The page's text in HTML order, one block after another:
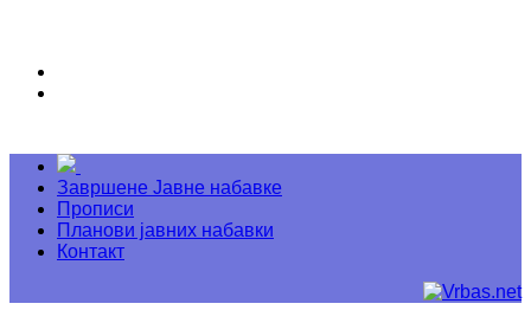
Завршене Јавне набавке
Прописи
Планови јавних набавки
Контакт